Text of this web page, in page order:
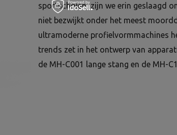
sportscholen, zijn we erin geslaagd
niet bezwijkt onder het meest
ultramoderne profielvormmachines
trends zet in het ontwerp van
de MH-C001 lange stang en de MH-